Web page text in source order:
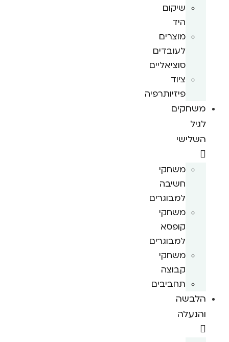
שיקום
היד
מוצרים
לעובדים
סוציאליים
ציוד
פיזיותרפיה
משחקים
לגיל
השלישי
משחקי
חשיבה
למבוגרים
משחקי
קופסא
למבוגרים
משחקי
קבוצה
תחביבים
הלבשה
והנעלה